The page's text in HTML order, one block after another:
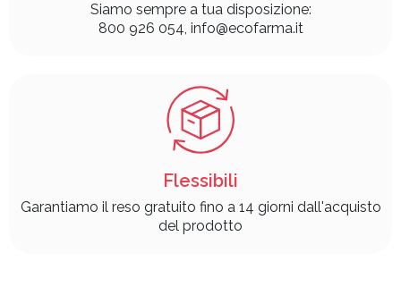
Siamo sempre a tua disposizione:
800 926 054, info@ecofarma.it
Flessibili
Garantiamo il reso gratuito fino a 14 giorni dall'acquisto
del prodotto